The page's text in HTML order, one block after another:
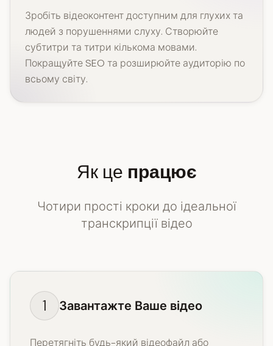
Зробіть відеоконтент доступним для глухих та
людей з порушеннями слуху. Створюйте
субтитри та титри кількома мовами.
Покращуйте SEO та розширюйте аудиторію по
всьому світу.
Як це працює
Чотири прості кроки до ідеальної
транскрипції відео
1 Завантажте Ваше відео
Перетягніть будь-який відеофайл або